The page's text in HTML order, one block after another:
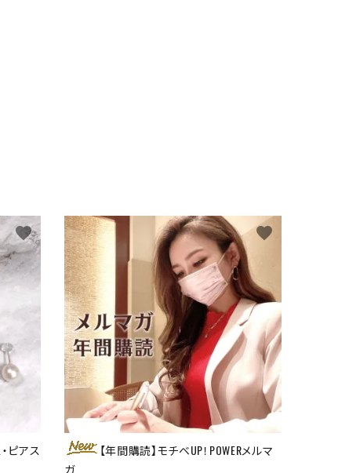
ピアス
favorite
【年間購読】モチベUP！POWERメルマ
ガ
favorite